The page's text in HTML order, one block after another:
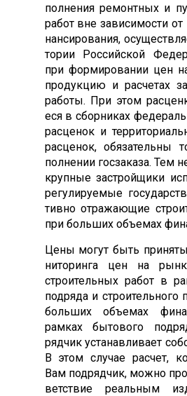
пол­не­ния ре­мон­тных и
ра­бот вне за­виси­мос­ти
нан­си­рова­ния,
тории Рос­сий­ской
при фор­ми­рова­нии цен
про­дук­цию и рас­че­тах
ра­боты. При этом
еся в сбор­ни­ках
рас­це­нок и
рас­це­нок, обя­затель­ны
пол­не­нии гос­за­каза. Тем
круп­ные зас­трой­щи­ки
ре­гули­ру­емые
тивно от­ра­жа­ющие
при боль­ших объ­емах
Це­ны мо­гут быть
нито­рин­га цен на
стро­итель­ных ра­бот в
под­ря­да и
боль­ших объ­емах
рам­ках бы­тово­го
рядчик ус­та­нав­ли­ва­ет
В этом слу­чае рас­чет,
Вам под­рядчик, мож­но
ветс­твие ре­аль­ным